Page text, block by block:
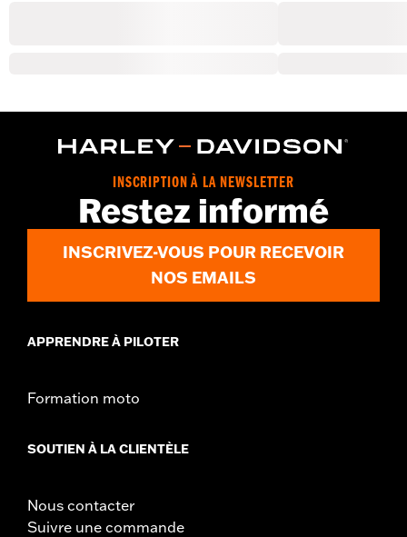
INSCRIPTION À LA NEWSLETTER
Restez informé
INSCRIVEZ-VOUS POUR RECEVOIR
NOS EMAILS
APPRENDRE À PILOTER
Formation moto
SOUTIEN À LA CLIENTÈLE
Nous contacter
Suivre une commande